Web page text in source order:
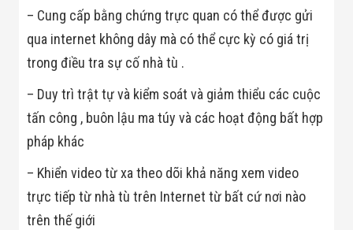
Thiết Bị Chống
Ghi Âm
Máy X-Ray
Loại Công
Thiết Bị Công
Chuyên Dụng
Đo Lực - Sức
Căng - Sức
– Cung cấp bằng chứng trực quan có thể được gửi
qua internet không dây mà có thể cực kỳ có giá trị
trong điều tra sự cố nhà tù .
– Duy trì trật tự và kiểm soát và giảm thiểu các cuộc
tấn công , buôn lậu ma túy và các hoạt động bất hợp
pháp khác
– Khiển video từ xa theo dõi khả năng xem video
trực tiếp từ nhà tù trên Internet từ bất cứ nơi nào
trên thế giới